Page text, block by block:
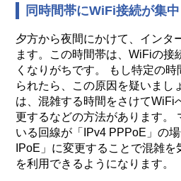
同時間帯にWiFi接続が集
夕方から夜間にかけて、インタ
ます。この時間帯は、WiFiの接
くなりがちです。 もし特定の
られたら、この原因を疑いまし
は、混雑する時間をさけてWiFi
更するなどの方法があります。
いる回線が「IPv4 PPPoE」の
IPoE」に変更することで混雑を
を利用できるようになります。